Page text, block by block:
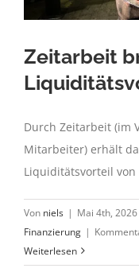
Zeitarbeit
Durch Zeitarbeit (im
Mitarbeiter) erhält
Liquiditätsvorteil
Von niels | Mai 4th, 2026
Finanzierung |
Weiterlesen